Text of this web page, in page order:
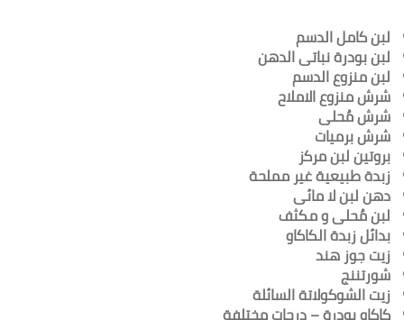
لبن كامل الدسم
لبن بودرة نباتى الدهن
لبن منزوع الدسم
شرش منزوع الاملاح
شرش مُحلى
شرش برميات
بروتين لبن مركز
زبدة طبيعية غير مملحة
دهن لبن لا مائى
لبن مُحلى و مكثف
بدائل زبدة الكاكاو
زيت جوز هند
شورتننج
زيت الشوكولاتة السائلة
كاكاو بودرة – درجات مختلفة